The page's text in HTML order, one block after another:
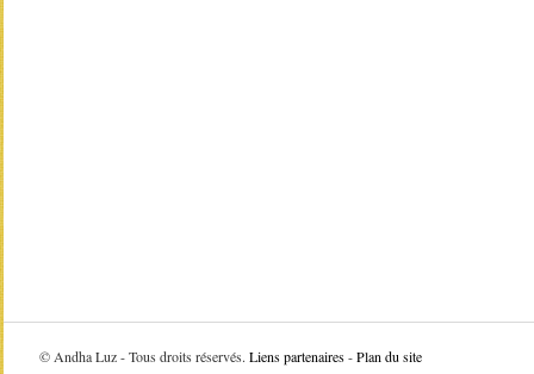
© Andha Luz - Tous droits réservés. Liens partenaires-Plan du site